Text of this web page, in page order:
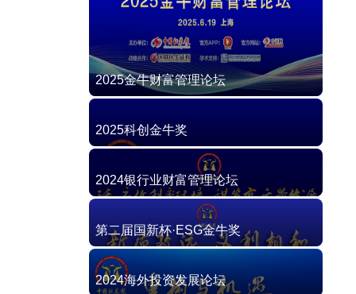
2025金牛财富管理论坛
2025科创金牛奖
2024银行业财富管理论坛
第二届国新杯·ESG金牛奖
2024海外投资发展论坛